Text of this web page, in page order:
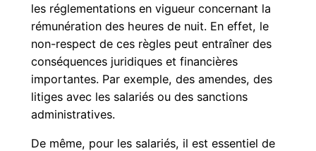
les réglementations en vigueur concernant la
rémunération des heures de nuit. En effet, le
non-respect de ces règles peut entraîner des
conséquences juridiques et financières
importantes. Par exemple, des amendes, des
litiges avec les salariés ou des sanctions
administratives.
De même, pour les salariés, il est essentiel de